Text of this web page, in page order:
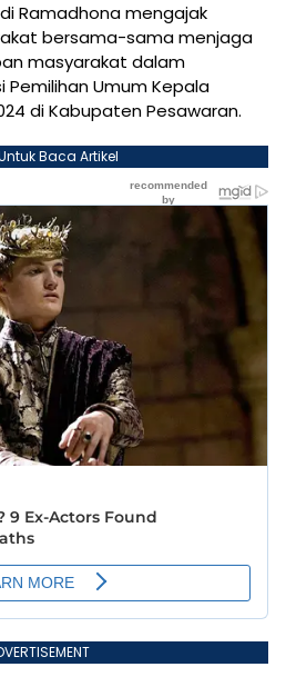
Ramadhona mengajak
bersama-sama menjaga
masyarakat dalam
Umum Kepala
di Kabupaten Pesawaran.
Baca Artikel